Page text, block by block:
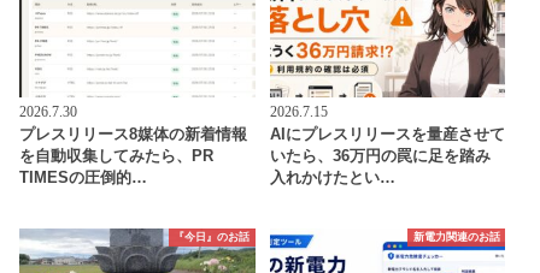
2026.7.30
プレスリリース8媒体の新着情報
を自動収集してみたら、PR
TIMESの圧倒的…
2026.7.15
AIにプレスリリースを量産させて
いたら、36万円の罠に足を踏み
入れかけたとい…
『今日』のお話 新電力関連のお話